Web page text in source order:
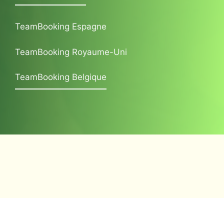
TeamBooking Espagne
TeamBooking Royaume-Uni
TeamBooking Belgique